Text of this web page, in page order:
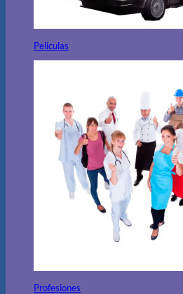
Peliculas
Profesiones